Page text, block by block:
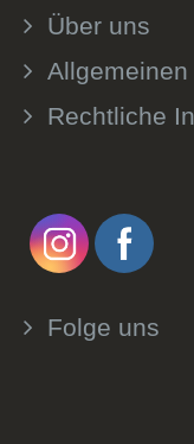
Über uns
Rechtliche
Folge uns